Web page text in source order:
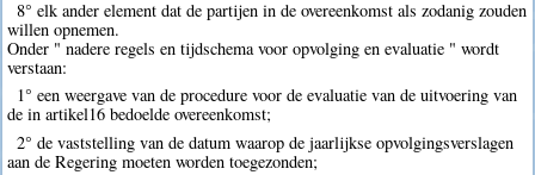
8° elk ander element dat de partijen in de overeenkomst als zodanig zouden
willen opnemen.
Onder " nadere regels en tijdschema voor opvolging en evaluatie " wordt
verstaan:
1° een weergave van de procedure voor de evaluatie van de uitvoering van
de in artikel16 bedoelde overeenkomst;
2° de vaststelling van de datum waarop de jaarlijkse opvolgingsverslagen
aan de Regering moeten worden toegezonden;